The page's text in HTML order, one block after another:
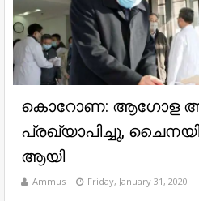
കൊറോണ: ആഗോള
പ്രഖ്യാപിച്ചു,
ആയി
Ammus Friday, January 31, 2020